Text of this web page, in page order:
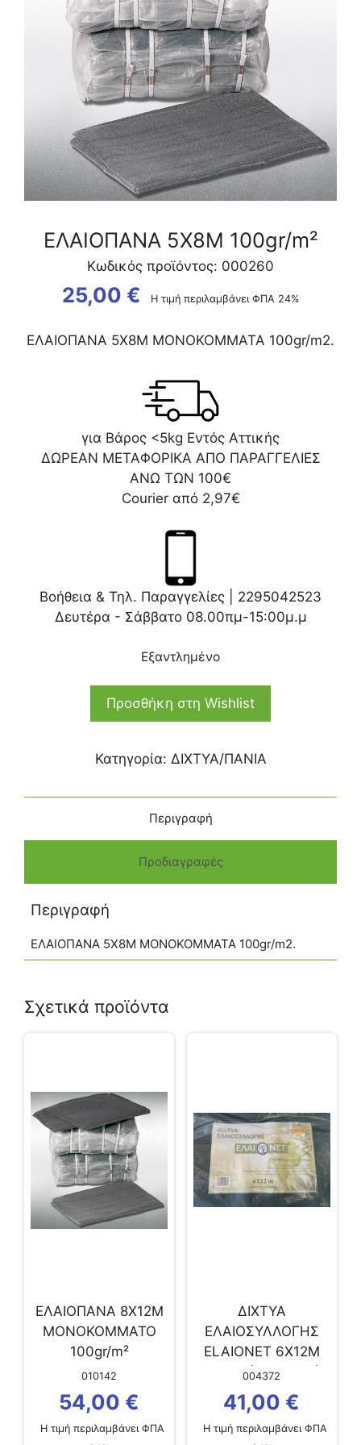
ΕΛΑΙΟΠΑΝΑ 5Χ8Μ 100gr/m²
Κωδικός προϊόντος: 000260
25,00 € Η τιμή περιλαμβάνει ΦΠΑ 24%
ΕΛΑΙΟΠΑΝΑ 5Χ8Μ ΜΟΝΟΚΟΜΜΑΤΑ 100gr/m2.
για Βάρος <5kg Εντός Αττικής
ΔΩΡΕΑΝ ΜΕΤΑΦΟΡΙΚΑ ΑΠΟ ΠΑΡΑΓΓΕΛΙΕΣ
ΑΝΩ ΤΩΝ 100€
Courier από 2,97€
Βοήθεια & Τηλ. Παραγγελίες | 2295042523
Δευτέρα - Σάββατο 08.00πμ-15:00μ.μ
Εξαντλημένο
Προσθήκη στη Wishlist
Κατηγορία: ΔΙΧΤΥΑ/ΠΑΝΙΑ
Περιγραφή
Προδιαγραφές
Περιγραφή
ΕΛΑΙΟΠΑΝΑ 5Χ8Μ ΜΟΝΟΚΟΜΜΑΤΑ 100gr/m2.
Σχετικά προϊόντα
ΕΛΑΙΟΠΑΝΑ 8Χ12Μ
ΜΟΝΟΚΟΜΜΑΤΟ
100gr/m²
010142
54,00 €
Η τιμή περιλαμβάνει ΦΠΑ
ΔΙΧΤΥΑ
ΕΛΑΙΟΣΥΛΛΟΓΗΣ
ELAIONET 6Χ12Μ
LIGHT (80GR/TM)
004372
41,00 €
Η τιμή περιλαμβάνει ΦΠΑ